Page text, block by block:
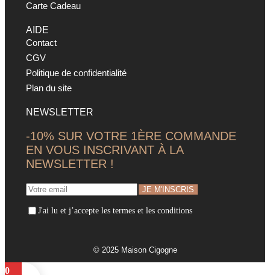
Carte Cadeau
AIDE
Contact
CGV
Politique de confidentialité
Plan du site
NEWSLETTER
-10% SUR VOTRE 1ÈRE COMMANDE
EN VOUS INSCRIVANT À LA
NEWSLETTER !
J'ai lu et j’accepte les termes et les conditions
© 2025 Maison Cigogne
0